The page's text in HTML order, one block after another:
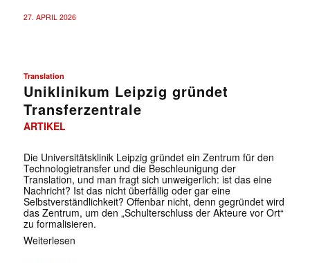
27. APRIL 2026
Translation
Uniklinikum Leipzig gründet
Transferzentrale
ARTIKEL
Die Universitätsklinik Leipzig gründet ein Zentrum für den
Technologietransfer und die Beschleunigung der
Translation, und man fragt sich unweigerlich: ist das eine
Nachricht? Ist das nicht überfällig oder gar eine
Selbstverständlichkeit? Offenbar nicht, denn gegründet wird
das Zentrum, um den „Schulterschluss der Akteure vor Ort“
zu formalisieren.
Weiterlesen